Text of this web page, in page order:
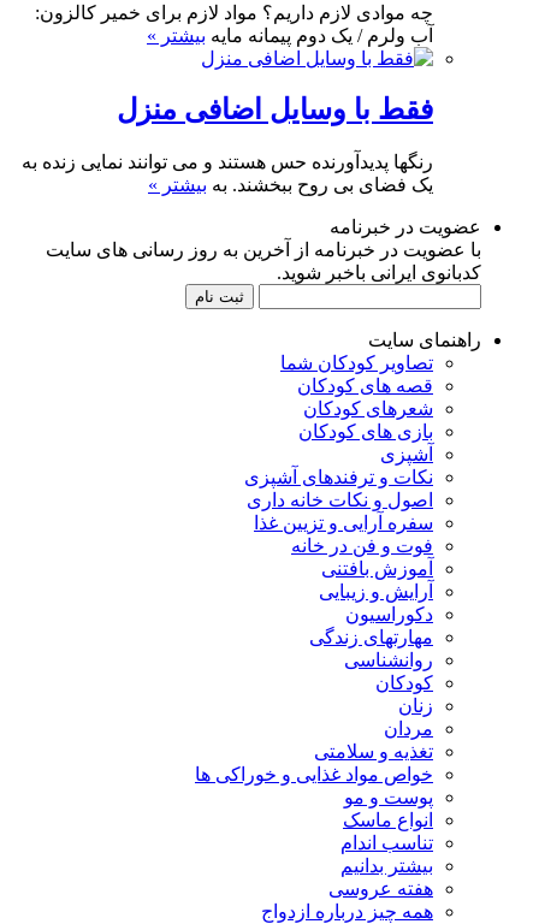
چه موادی لازم داریم؟ مواد لازم برای خمیر کالزون:
آب ولرم / یک دوم پیمانه مایه بیشتر »
فقط با وسایل اضافی منزل
رنگها پدیدآورنده حس هستند و می توانند نمایی زنده به
یک فضای بی روح ببخشند. به بیشتر »
عضویت در خبرنامه
با عضویت در خبرنامه از آخرین به روز رسانی های سایت
کدبانوی ایرانی باخبر شوید.
راهنمای سایت
تصاویر کودکان شما
قصه های کودکان
شعرهای کودکان
بازی های کودکان
آشپزی
نکات و ترفندهای آشپزی
اصول و نکات خانه داری
سفره آرایی و تزیین غذا
فوت و فن در خانه
آموزش بافتنی
آرایش و زیبایی
دکوراسیون
مهارتهای زندگی
روانشناسی
کودکان
زنان
مردان
تغذیه و سلامتی
خواص مواد غذایی و خوراکی ها
پوست و مو
انواع ماسک
تناسب اندام
بیشتر بدانیم
هفته عروسی
همه چیز درباره ازدواج